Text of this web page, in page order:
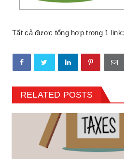
Tất cả được tổng hợp trong 1 link:
RELATED POSTS